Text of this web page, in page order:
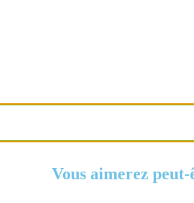
Vous aimerez peut-